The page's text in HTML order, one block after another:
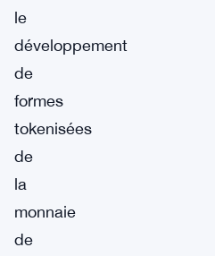
le
développement
de
formes
tokenisées
de
la
monnaie
de